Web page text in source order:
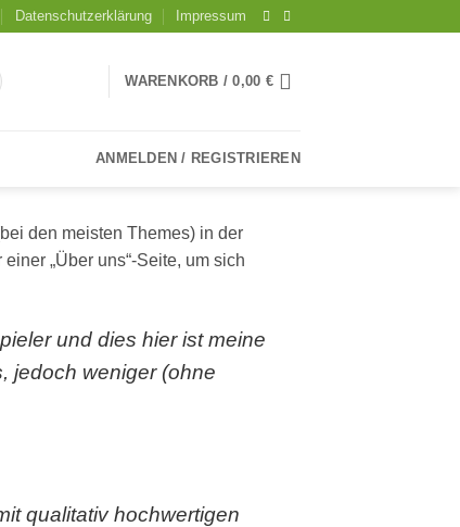
Datenschutzerklärung Impressum
WARENKORB /0,00 €
ANMELDEN / REGISTRIEREN
den meisten Themes) in der
„Über uns“-Seite, um sich
und dies hier ist meine
jedoch weniger (ohne
qualitativ hochwertigen